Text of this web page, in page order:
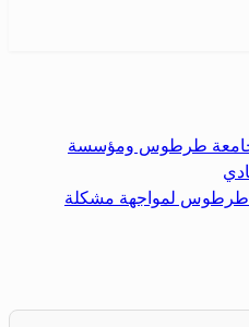
جامعة طرطوس ومؤسسة
طرطوس لمواجهة مشكلة